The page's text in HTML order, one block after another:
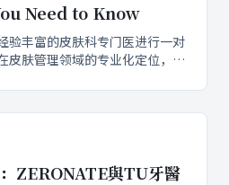
Need to Know
验丰富的皮肤科专门医进行一对
皮肤管理领域的专业化定位，确
著区别于依赖咨询师推销套餐的
医生面诊资质和深度诊断的核心
ZERONATE與TU牙醫